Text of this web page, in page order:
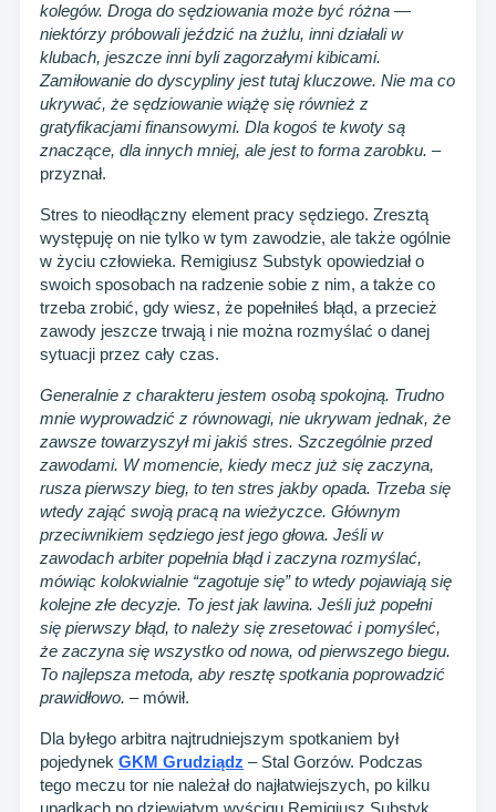
kolegów. Droga do sędziowania może być różna —
niektórzy próbowali jeździć na żużlu, inni działali w
klubach, jeszcze inni byli zagorzałymi kibicami.
Zamiłowanie do dyscypliny jest tutaj kluczowe. Nie ma co
ukrywać, że sędziowanie wiążę się również z
gratyfikacjami finansowymi. Dla kogoś te kwoty są
znaczące, dla innych mniej, ale jest to forma zarobku. –
przyznał.
Stres to nieodłączny element pracy sędziego. Zresztą
występuję on nie tylko w tym zawodzie, ale także ogólnie
w życiu człowieka. Remigiusz Substyk opowiedział o
swoich sposobach na radzenie sobie z nim, a także co
trzeba zrobić, gdy wiesz, że popełniłeś błąd, a przecież
zawody jeszcze trwają i nie można rozmyślać o danej
sytuacji przez cały czas.
Generalnie z charakteru jestem osobą spokojną. Trudno
mnie wyprowadzić z równowagi, nie ukrywam jednak, że
zawsze towarzyszył mi jakiś stres. Szczególnie przed
zawodami. W momencie, kiedy mecz już się zaczyna,
rusza pierwszy bieg, to ten stres jakby opada. Trzeba się
wtedy zająć swoją pracą na wieżyczce. Głównym
przeciwnikiem sędziego jest jego głowa. Jeśli w
zawodach arbiter popełnia błąd i zaczyna rozmyślać,
mówiąc kolokwialnie “zagotuje się” to wtedy pojawiają się
kolejne złe decyzje. To jest jak lawina. Jeśli już popełni
się pierwszy błąd, to należy się zresetować i pomyśleć,
że zaczyna się wszystko od nowa, od pierwszego biegu.
To najlepsza metoda, aby resztę spotkania poprowadzić
prawidłowo. – mówił.
Dla byłego arbitra najtrudniejszym spotkaniem był
pojedynek GKM Grudziądz – Stal Gorzów. Podczas
tego meczu tor nie należał do najłatwiejszych, po kilku
upadkach po dziewiątym wyścigu Remigiusz Substyk